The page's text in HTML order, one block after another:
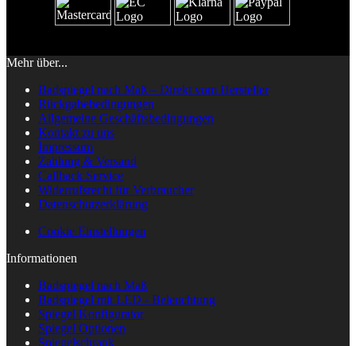
Mehr über...
Badspiegel nach Maß – Direkt vom Hersteller
Rückgabebedingungen
Allgemeine Geschäftsbedingungen
Kontakt zu uns
Impressum
Zahlung & Versand
Callback Service
Widerrufsrecht für Verbraucher
Datenschutzerklärung
Cookie Einstellungen
Informationen
Badspiegel nach Maß
Badspiegel mit LED - Beleuchtung
Spiegel Konfigurator
Spiegel Optionen
Spiegelschrank